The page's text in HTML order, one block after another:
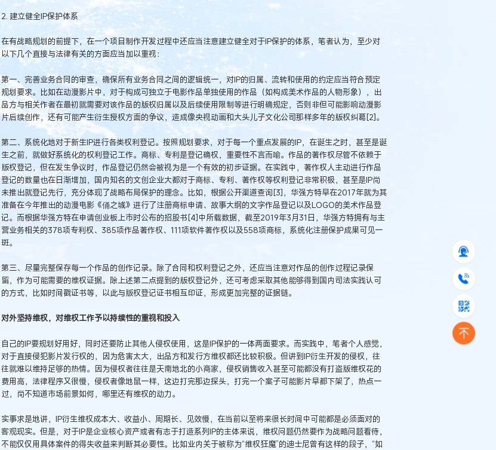
2. 建立健全IP保护体系
在有战略规划的前提下，在一个项目制作开发过程中还应当注意建立健全对于IP保护的体系，笔者认为，至少对
以下几个直接与法律有关的方面应当加以重视：
第一、完善业务合同的审查，确保所有业务合同之间的逻辑统一，对IP的归属、流转和使用的约定应当符合预定
规划要求。比如在动漫影片中，对于构成可独立于电影作品单独使用的作品（如构成美术作品的人物形象），出
品方与相关作者在最初就需要对该作品的版权归属以及后续使用限制等进行明确规定，否则非但可能影响动漫影
片后续创作，还有可能产生衍生授权方面的争议，造成像央视动画和大头儿子文化公司那样多年的版权纠葛[2]。
第二、系统化地对于新生IP进行各类权利登记。按照规划要求，对于每一个重点发展的IP，在诞生之时，甚至是诞
生之前，就做好系统化的权利登记工作。商标、专利是登记确权，重要性不言而喻。作品的著作权尽管不依赖于
版权登记，但在发生争议时，作品登记仍然会被视为是一个有效的初步证据。在实践中，著作权人主动进行作品
登记的数量也在日渐增加，国内知名的文创企业大都对于商标、专利、著作权等权利登记非常积极，甚至是IP尚
未推出就登记先行，充分体现了战略布局保护的理念。比如，根据公开渠道查询[3]，华强方特早在2017年就为其
准备在今年推出的动漫电影《俑之城》进行了注册商标申请、故事大纲的文字作品登记以及LOGO的美术作品登
记。而根据华强方特在申请创业板上市时公布的招股书[4]中所载数据，截至2019年3月31日，华强方特拥有与主
营业务相关的378项专利权、385项作品著作权、111项软件著作权以及558项商标，系统化注册保护成果可见一
斑。
第三、尽量完整保存每一个作品的创作记录。除了合同和权利登记之外，还应当注意对作品的创作过程记录保
留，作为可能需要的维权证据。除上述第二点提到的版权登记外，还可考虑采取其他能够得到国内司法实践认可
的方式，比如时间戳证书等，以此与版权登记证书相互印证，形成更加完整的证据链。
对外坚持维权，对维权工作予以持续性的重视和投入
自己的IP要规划好用好，同时还要防止其他人侵权使用，这是IP保护的一体两面要求。而实践中，笔者个人感觉，
对于直接侵犯影片发行权的，因为危害太大，出品方和发行方维权都还比较积极。但讲到IP衍生开发的侵权，往
往就难以维持足够的热情。因为侵权者往往是天南地北的小商家，侵权销售收入甚至可能都没有打盗版维权花的
费用高，法律程序又很慢，侵权者像地鼠一样，这边打完那边探头，打完一个案子可能影片早都下架了，热点一
过，尚不知道市场前景如何，哪里还有维权的动力。
实事求是地讲，IP衍生维权成本大、收益小、周期长、见效慢，在当前以至将来很长时间中可能都是必须面对的
客观现实。但是，对于IP是企业核心资产或者有志于打造系列IP的主体来说，维权问题仍然要作为战略问题看待，
不能仅仅用具体案件的得失收益来判断其必要性。比如业内关于被称为“维权狂魔”的迪士尼曾有这样的段子，“如